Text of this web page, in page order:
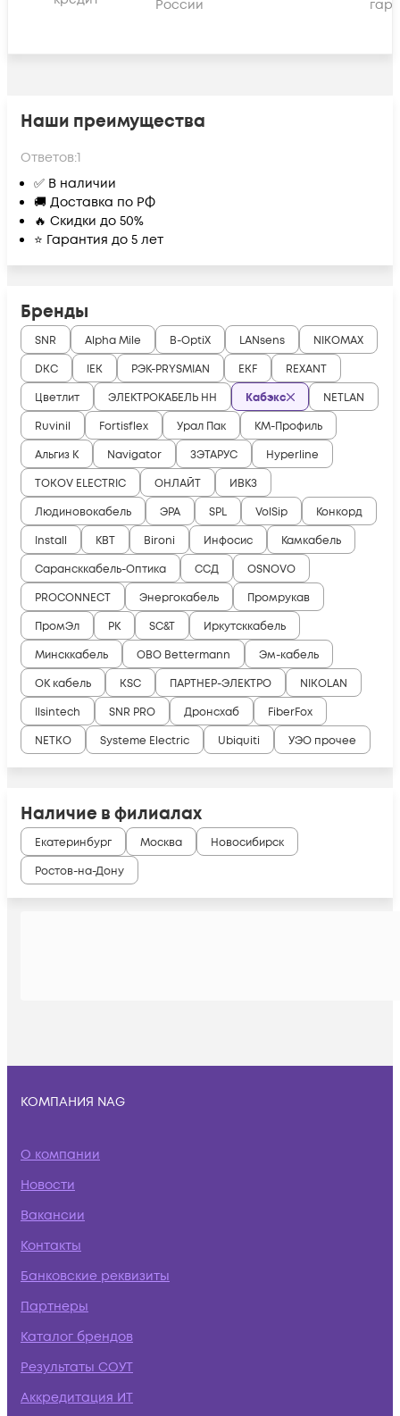
России
Наши преимущества
Ответов:1
✅ В наличии
🚚 Доставка по РФ
🔥 Скидки до 50%
⭐ Гарантия до 5 лет
Бренды
SNR Alpha Mile B-OptiX LANsens
NIKOMAX
DKC
IEK РЭК-PRYSMIAN EKF
REXANT
Цветлит
ЭЛЕКТРОКАБЕЛЬ НН Кабэкс
NETLAN
Ruvinil
Fortisflex Урал Пак
КМ-Профиль
Альгиз К
Navigator ЗЭТАРУС
Hyperline
TOKOV ELECTRIC
ОНЛАЙТ
ИВКЗ
Людиновокабель
ЭРА SPL VolSip
Конкорд
Install
КВТ Bironi Инфосис
Камкабель
Сарансккабель-Оптика
ССД
OSNOVO
PROCONNECT
Энергокабель
Промрукав
ПромЭл
РК SC&T
Иркутсккабель
Минсккабель
OBO Bettermann
Эм-кабель
ОК кабель
KSC ПАРТНЕР-ЭЛЕКТРО
NIKOLAN
Ilsintech
SNR PRO Дронсхаб
FiberFox
NETKO
Systeme Electric Ubiquiti УЭО прочее
Наличие в филиалах
Екатеринбург Москва
Новосибирск
Ростов-на-Дону
КОМПАНИЯ NAG
О компании
Новости
Вакансии
Контакты
Банковские реквизиты
Партнеры
Каталог брендов
Результаты СОУТ
Аккредитация ИТ